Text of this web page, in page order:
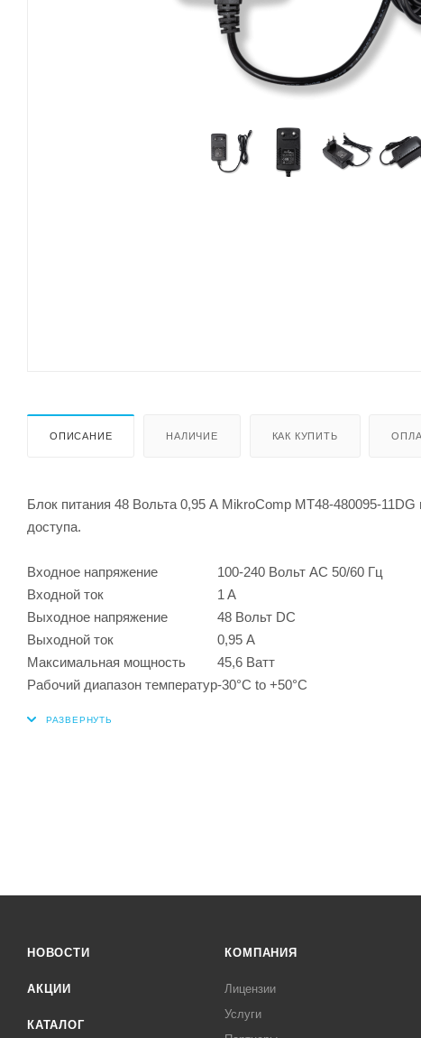
ОПИСАНИЕ НАЛИЧИЕ КАК КУПИТЬ
Блок питания 48 Вольта 0,95 А MikroComp MT48-480095-
доступа.
Входное напряжение
100-240 Вольт AC 50/60 Гц
Входной ток
1 A
Выходное напряжение
48 Вольт DC
Выходной ток
0,95 А
Максимальная мощность
45,6 Ватт
Рабочий диапазон температур-30°C to +50°C
НОВОСТИ
АКЦИИ
КАТАЛОГ
КОМПАНИЯ
Лицензии
Услуги